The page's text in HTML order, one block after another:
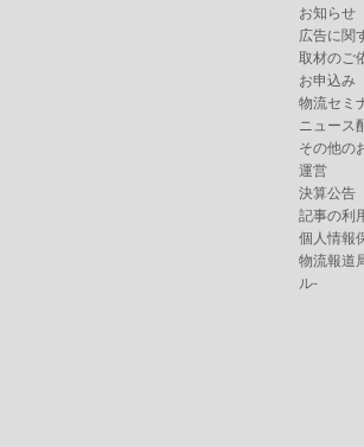
お知らせ
広告に関
取材のご
お申込み
物流セミ
ニュース
その他の
運営
決算公告
記事の利
個人情報
物流報道
ル-